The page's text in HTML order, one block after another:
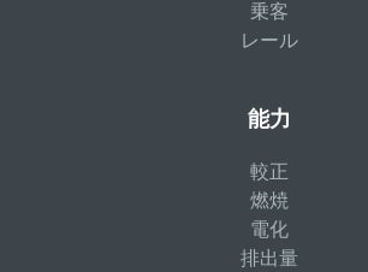
乗客
レール
能力
較正
燃焼
電化
排出量